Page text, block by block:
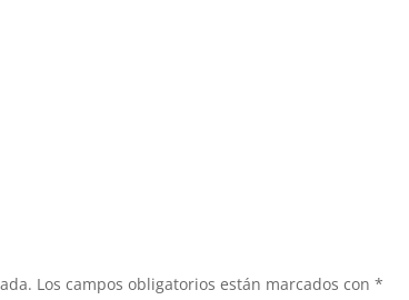
Los campos obligatorios están marcados con*